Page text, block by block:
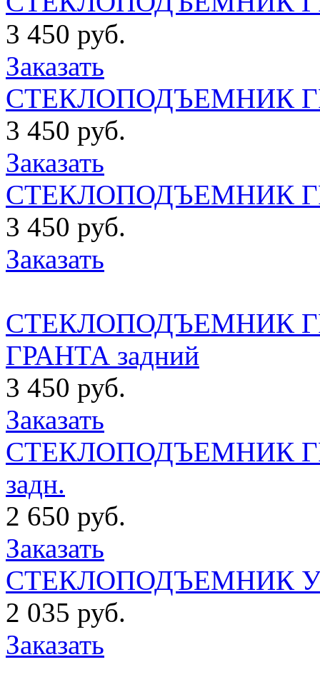
3 450 руб.
Заказать
СТЕКЛОПОДЪЕМНИК
3 450 руб.
Заказать
СТЕКЛОПОДЪЕМНИК
3 450 руб.
Заказать
СТЕКЛОПОДЪЕМНИК
ГРАНТА задний
3 450 руб.
Заказать
СТЕКЛОПОДЪЕМНИК
задн.
2 650 руб.
Заказать
СТЕКЛОПОДЪЕМНИК
2 035 руб.
Заказать